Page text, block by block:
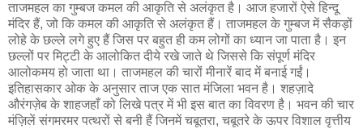
ताजमहल का गुम्बज कमल की आकृति से अलंकृत है। आज हजारों ऐसे हिन्दू
मंदिर हैं, जो कि कमल की आकृति से अलंकृत हैं। ताजमहल के गुम्बज में सैकड़ों
लोहे के छल्ले लगे हुए हैं जिस पर बहुत ही कम लोगों का ध्यान जा पाता है। इन
छल्लों पर मिट्टी के आलोकित दीये रखे जाते थे जिससे कि संपूर्ण मंदिर
आलोकमय हो जाता था। ताजमहल की चारों मीनारें बाद में बनाई गईं।
इतिहासकार ओक के अनुसार ताज एक सात मंजिला भवन है। शहज़ादे
औरंगज़ेब के शाहजहाँ को लिखे पत्र में भी इस बात का विवरण है। भवन की चार
मंज़िलें संगमरमर पत्थरों से बनी हैं जिनमें चबूतरा, चबूतरे के ऊपर विशाल वृत्तीय